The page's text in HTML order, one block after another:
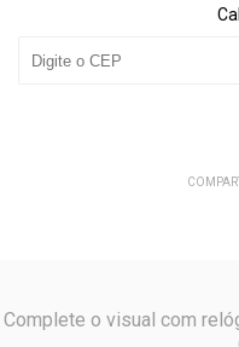
Complete o visual com